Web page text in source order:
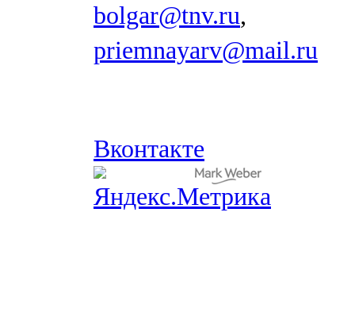
bolgar@tnv.ru,
priemnayarv@mail.ru
Вконтакте